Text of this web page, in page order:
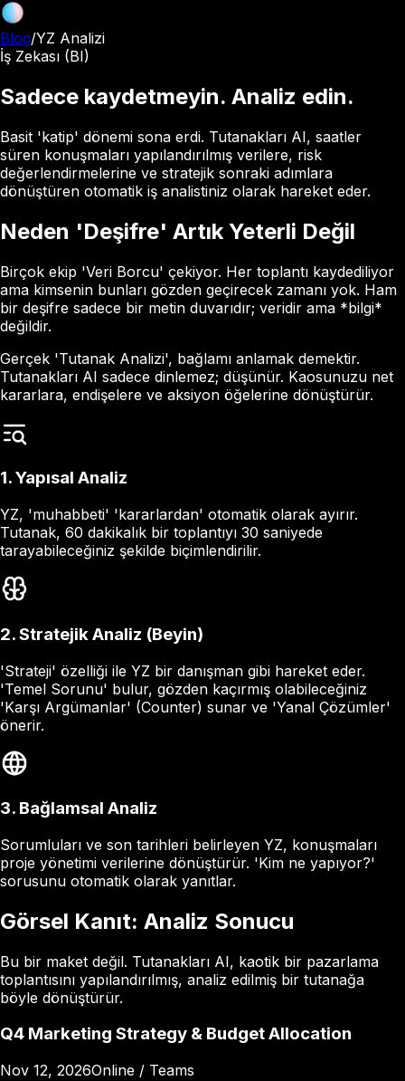
Blog/YZ Analizi
İş Zekası (BI)
Sadece kaydetmeyin. Analiz edin.
Basit 'katip' dönemi sona erdi. Tutanakları AI, saatler
süren konuşmaları yapılandırılmış verilere, risk
değerlendirmelerine ve stratejik sonraki adımlara
dönüştüren otomatik iş analistiniz olarak hareket eder.
Neden 'Deşifre' Artık Yeterli Değil
Birçok ekip 'Veri Borcu' çekiyor. Her toplantı kaydediliyor
ama kimsenin bunları gözden geçirecek zamanı yok. Ham
bir deşifre sadece bir metin duvarıdır; veridir ama *bilgi*
değildir.
Gerçek 'Tutanak Analizi', bağlamı anlamak demektir.
Tutanakları AI sadece dinlemez; düşünür. Kaosunuzu net
kararlara, endişelere ve aksiyon öğelerine dönüştürür.
1. Yapısal Analiz
YZ, 'muhabbeti' 'kararlardan' otomatik olarak ayırır.
Tutanak, 60 dakikalık bir toplantıyı 30 saniyede
tarayabileceğiniz şekilde biçimlendirilir.
2. Stratejik Analiz (Beyin)
'Strateji' özelliği ile YZ bir danışman gibi hareket eder.
'Temel Sorunu' bulur, gözden kaçırmış olabileceğiniz
'Karşı Argümanlar' (Counter) sunar ve 'Yanal Çözümler'
önerir.
3. Bağlamsal Analiz
Sorumluları ve son tarihleri belirleyen YZ, konuşmaları
proje yönetimi verilerine dönüştürür. 'Kim ne yapıyor?'
sorusunu otomatik olarak yanıtlar.
Görsel Kanıt: Analiz Sonucu
Bu bir maket değil. Tutanakları AI, kaotik bir pazarlama
toplantısını yapılandırılmış, analiz edilmiş bir tutanağa
böyle dönüştürür.
Q4 Marketing Strategy & Budget Allocation
Nov 12, 2026Online / Teams